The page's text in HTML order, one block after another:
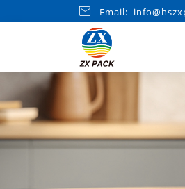
 Email: